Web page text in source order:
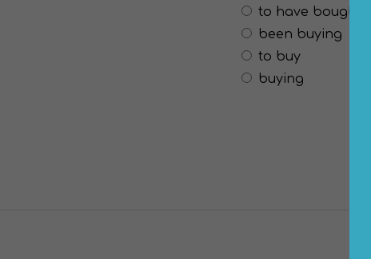
to have bought
been buying
to buy
buying